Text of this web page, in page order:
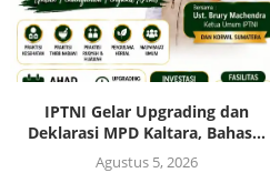
IPTNI Gelar Upgrading dan
Deklarasi MPD Kaltara, Bahas...
Agustus 5, 2026